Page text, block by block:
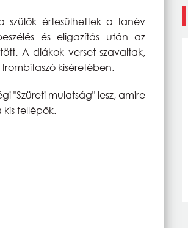
szülők értesülhettek a tanév
és eligazítás után az
A diákok verset szavaltak,
kíséretében.
"Szüreti mulatság" lesz, amire
fellépők.